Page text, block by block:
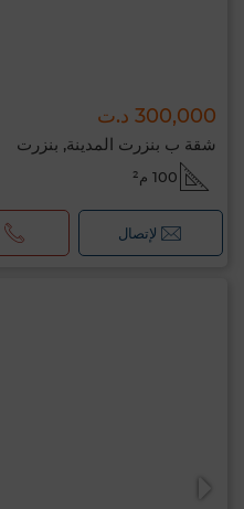
300,000 د.ت
شقة ب بنزرت المدينة, بنزرت
100 م²
لإتصال